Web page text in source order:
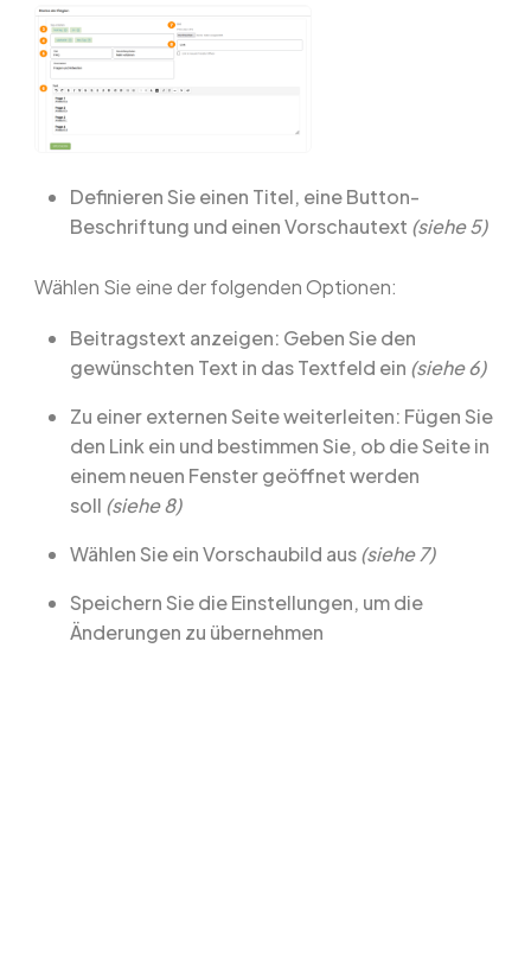
Definieren Sie einen Titel, eine Button-
Beschriftung und einen Vorschautext (siehe 5)
Wählen Sie eine der folgenden Optionen:
Beitragstext anzeigen: Geben Sie den
gewünschten Text in das Textfeld ein (siehe 6)
Zu einer externen Seite weiterleiten: Fügen Sie
den Link ein und bestimmen Sie, ob die Seite in
einem neuen Fenster geöffnet werden
soll (siehe 8)
Wählen Sie ein Vorschaubild aus(siehe 7)
Speichern Sie die Einstellungen, um die
Änderungen zu übernehmen